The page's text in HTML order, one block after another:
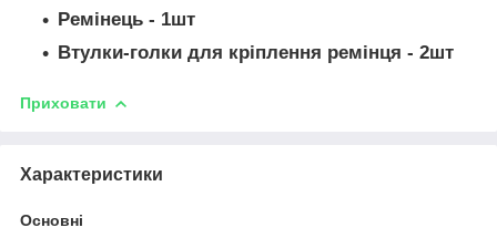
Ремінець - 1шт
Втулки-голки для кріплення ремінця - 2шт
Приховати
Характеристики
Основні